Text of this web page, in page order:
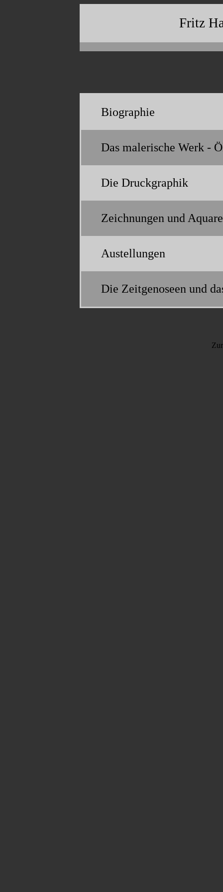
Fritz
Biographie
Das malerische Werk -
Die Druckgraphik
Zeichnungen und
Austellungen
Die Zeitgenoseen und